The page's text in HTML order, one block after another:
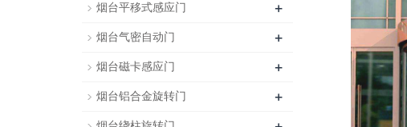
烟台平移式感应门 +
烟台气密自动门 +
烟台磁卡感应门 +
烟台铝合金旋转门 +